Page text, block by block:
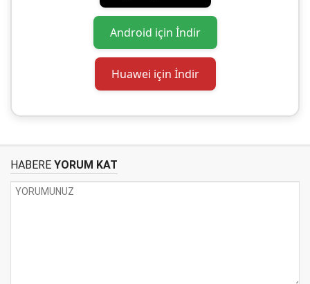
Android için İndir
Huawei için İndir
HABERE YORUM KAT